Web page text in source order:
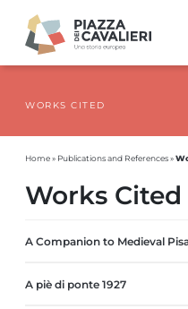
PUBLICATIONS
WORKS CITED
Home» Publications and References»
Works Cited
A Companion to Medieval
A piè di ponte 1927